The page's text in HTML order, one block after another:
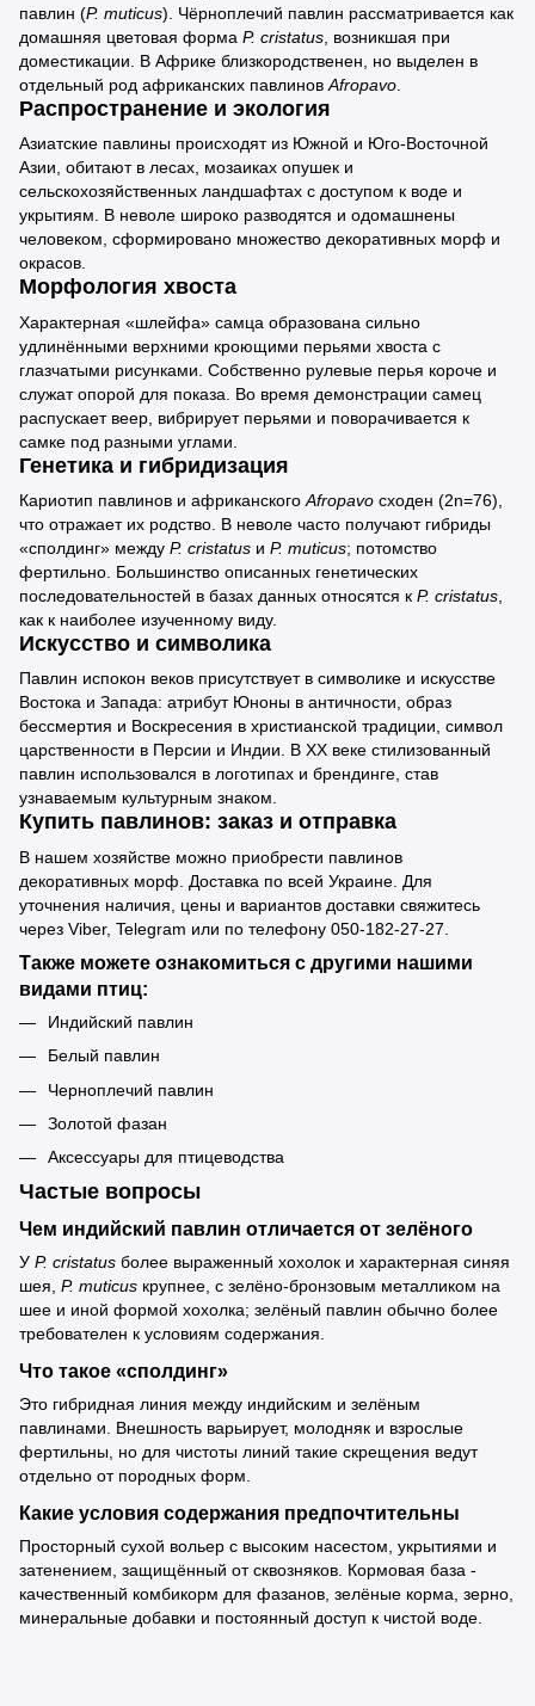
павлин (P. muticus). Чёрноплечий павлин рассматривается как
домашняя цветовая форма P. cristatus , возникшая при
доместикации. В Африке близкородственен, но выделен в
отдельный род африканских павлинов Afropavo
Распространение и экология
Азиатские павлины происходят из Южной и Юго-Восточной
Азии, обитают в лесах, мозаиках опушек и
сельскохозяйственных ландшафтах с доступом к воде и
укрытиям. В неволе широко разводятся и одомашнены
человеком, сформировано множество декоративных морф и
окрасов.
Морфология хвоста
Характерная «шлейфа» самца образована сильно
удлинёнными верхними кроющими перьями хвоста с
глазчатыми рисунками. Собственно рулевые перья короче и
служат опорой для показа. Во время демонстрации самец
распускает веер, вибрирует перьями и поворачивается к
самке под разными углами.
Генетика и гибридизация
Кариотип павлинов и африканского Afropavo сходен (2n=76),
что отражает их родство. В неволе часто получают гибриды
«сполдинг» между P. cristatus и P. muticus; потомство
фертильно. Большинство описанных генетических
последовательностей в базах данных относятся к P. cristatus
как к наиболее изученному виду.
Искусство и символика
Павлин испокон веков присутствует в символике и искусстве
Востока и Запада: атрибут Юноны в античности, образ
бессмертия и Воскресения в христианской традиции, символ
царственности в Персии и Индии. В XX веке стилизованный
павлин использовался в логотипах и брендинге, став
узнаваемым культурным знаком.
Купить павлинов: заказ и отправка
В нашем хозяйстве можно приобрести павлинов
декоративных морф. Доставка по всей Украине. Для
уточнения наличия, цены и вариантов доставки свяжитесь
через Viber, Telegram или по телефону 050-182-27-27.
Также можете ознакомиться с другими нашими
видами птиц:
Индийский павлин
Белый павлин
Черноплечий павлин
Золотой фазан
Аксессуары для птицеводства
Частые вопросы
Чем индийский павлин отличается от зелёного
У P. cristatus более выраженный хохолок и характерная синяя
шея, P. muticus крупнее, с зелёно-бронзовым металликом на
шее и иной формой хохолка; зелёный павлин обычно более
требователен к условиям содержания.
Что такое «сполдинг»
Это гибридная линия между индийским и зелёным
павлинами. Внешность варьирует, молодняк и взрослые
фертильны, но для чистоты линий такие скрещения ведут
отдельно от породных форм.
Какие условия содержания предпочтительны
Просторный сухой вольер с высоким насестом, укрытиями и
затенением, защищённый от сквозняков. Кормовая база -
качественный комбикорм для фазанов, зелёные корма, зерно,
минеральные добавки и постоянный доступ к чистой воде.